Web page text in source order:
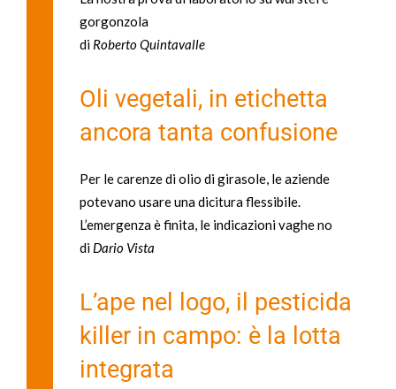
gorgonzola
di Roberto Quintavalle
Oli vegetali, in etichetta
ancora tanta confusione
Per le carenze di olio di girasole, le aziende
potevano usare una dicitura flessibile.
L’emergenza è finita, le indicazioni vaghe no
di Dario Vista
L’ape nel logo, il pesticida
killer in campo: è la lotta
integrata